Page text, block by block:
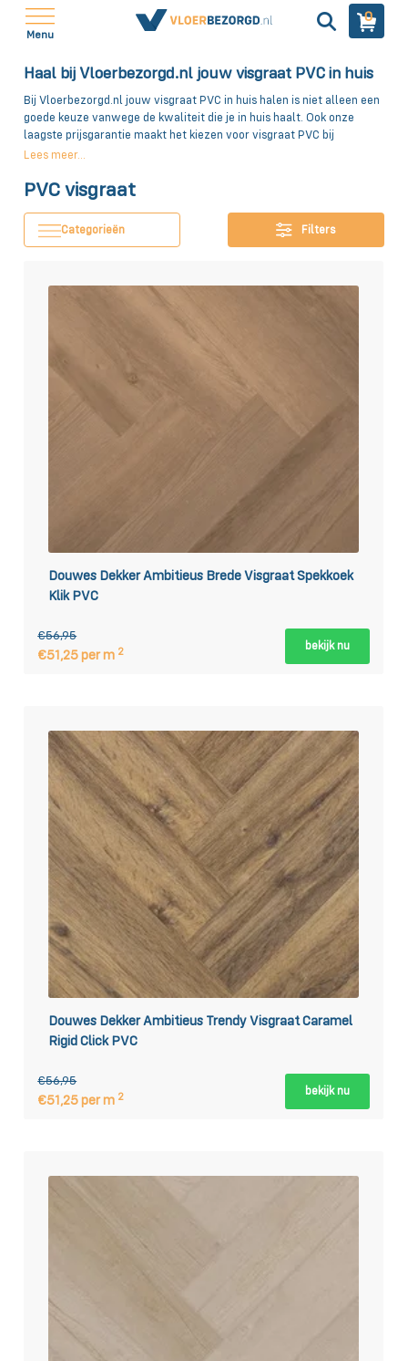
Menu
0
Haal bij Vloerbezorgd.nl jouw visgraat PVC in huis
Bij Vloerbezorgd.nl jouw visgraat PVC in huis halen is niet alleen een
goede keuze vanwege de kwaliteit die je in huis haalt. Ook onze
laagste prijsgarantie maakt het kiezen voor visgraat PVC bij
Vloerbezorgd.nl een goede keuze.
gelegd. Zo haal je niet alleen een vloer in huis van topkwaliteit, maar
Lees meer...
PVC visgraat
Categorieën Filters
Douwes Dekker Ambitieus Brede Visgraat Spekkoek
Klik PVC
€56,95
€51,25 per m 2 bekijk nu
Douwes Dekker Ambitieus Trendy Visgraat Caramel
Rigid Click PVC
€56,95
€51,25 per m 2 bekijk nu